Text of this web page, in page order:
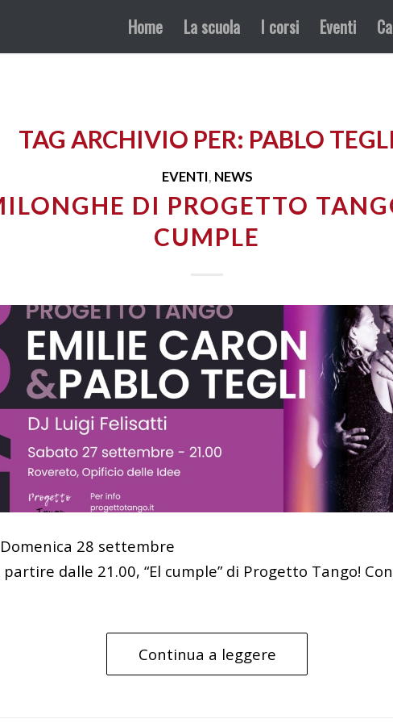
Home La scuola I corsi Eventi
TAG ARCHIVIO PER: PABLO TEGLI
EVENTI, NEWS
DI PROGETTO
CUMPLE
28 settembre
dalle 21.00, “El cumple” di Progetto Tango!
Continua a leggere